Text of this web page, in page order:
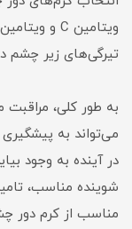
تیرگی‌های زیر چشم
به طور کلی،
می‌تواند به
در آینده به وجود
شوینده مناسب،
مناسب از کرم دور